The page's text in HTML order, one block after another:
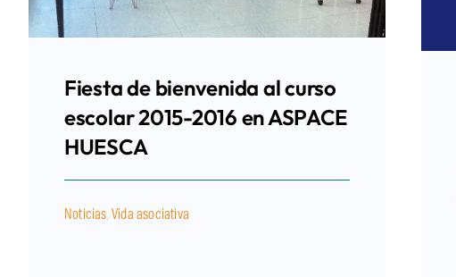
Fiesta de bienvenida al curso
escolar 2015-2016 en ASPACE
HUESCA
Noticias,Vida asociativa